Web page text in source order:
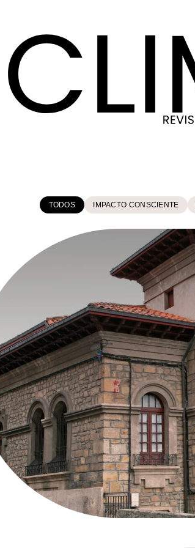
TODOS IMPACTO CONSCIENTE